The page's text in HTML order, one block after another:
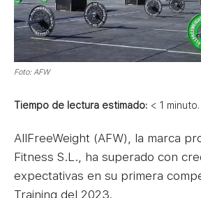
Foto: AFW
Tiempo de lectura estimado: < 1 minuto.
AllFreeWeight (AFW), la marca
Fitness S.L., ha superado con
expectativas en su primera
Training del 2023.